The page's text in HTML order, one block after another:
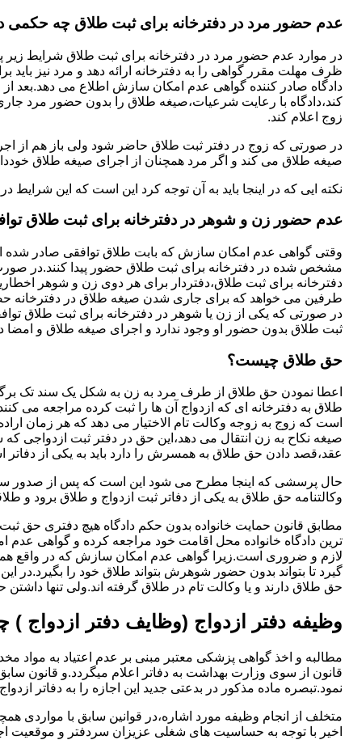
عدم حضور مرد در دفترخانه برای ثبت طلاق چه حکمی
در موارد عدم حضور مرد در دفترخانه برای ثبت طلاق شرایط
ظرف مهلت مقرر گواهی را به دفترخانه ارائه دهد و مرد نیز
دادگاه صادر کننده گواهی عدم امکان سازش اطلاع می دهد.بعد از
کند،دادگاه با رعایت شرعیات،صیغه طلاق را بدون حضور مرد
زوج اعلام کند.
در صورتی که زوج در دفتر ثبت طلاق حاضر شود ولی باز هم از
صیغه طلاق می کند و اگر مرد همچنان از اجرای صیغه طلاق
نکته ایی که در اینجا باید به آن توجه کرد این است که این
عدم حضور زن و شوهر در دفترخانه برای ثبت طلاق
وقتی گواهی عدم امکان سازش که بابت طلاق توافقی صادر شده
مشخص شده در دفترخانه برای ثبت طلاق حضور پیدا کنند.در
دفترخانه برای ثبت طلاق،دفتردار برای هر دوی زن و شوهر
طرفین می خواهد که برای جاری شدن صیغه طلاق در دفترخانه
در صورتی که یکی از زن یا شوهر در دفترخانه برای ثبت طلاق
ثبت طلاق بدون حضور او وجود ندارد و اجرای صیغه طلاق و
حق طلاق چیست؟
اعطا نمودن حق طلاق از طرف مرد به زن به شکل یک سند تک
طلاق به دفترخانه ای که ازدواج آن ها را ثبت کرده مراجعه می
است که زوج به زوجه وکالت تام الاختیار می دهد که هر زمان
صیغه نکاح به زن انتقال می دهد،این حق در دفتر ثبت ازدواجی
عقد،قصد دادن حق طلاق به همسرش را دارد باید به یکی از
حال پرسشی که اینجا مطرح می شود این است که پس از صدور
وکالتنامه حق طلاق به یکی از دفاتر ثبت ازدواج و طلاق برود و
مطابق قانون حمایت خانواده بدون حکم دادگاه هیچ دفتری حق ثبت
ترین دادگاه خانواده محل اقامت خود مراجعه کرده و گواهی
لازم و ضروری است.زیرا گواهی عدم امکان سازش که در واقع
گیرد تا بتواند بدون حضور شوهرش بتواند طلاق خود را بگیرد.در
حق طلاق دارند و یا وکالت تام در طلاق گرفته اند.ولی تنها
وظیفه دفتر ازدواج (وظایف دفتر ازدواج
قانون از سوی وزارت بهداشت به دفاتر اعلام میگردد.و قانون
نمود.تبصره ماده مذکور در بدعتی جدید این اجازه را به دفاتر
متخلف از انجام وظیفه مورد اشاره،در قوانین سابق با مواردی
اخیر با توجه به حساسیت های شغلی عزیزان سردفتر و موقعیت